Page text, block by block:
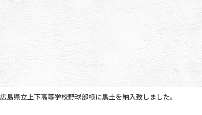
広島県立上下高等学校野球部様に黒土を納入致しました。